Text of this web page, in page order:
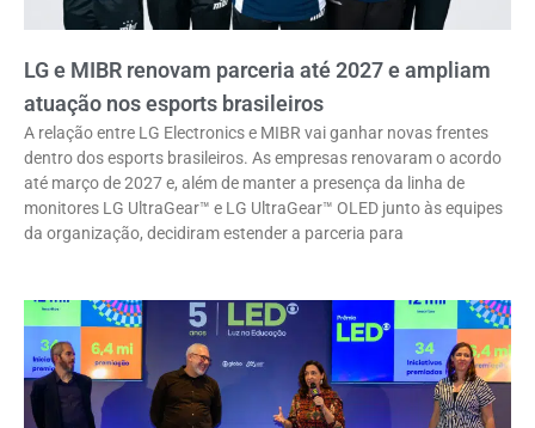
LG e MIBR renovam parceria até 2027 e ampliam
atuação nos esports brasileiros
A relação entre LG Electronics e MIBR vai ganhar novas frentes
dentro dos esports brasileiros. As empresas renovaram o acordo
até março de 2027 e, além de manter a presença da linha de
monitores LG UltraGear™ e LG UltraGear™ OLED junto às equipes
da organização, decidiram estender a parceria para